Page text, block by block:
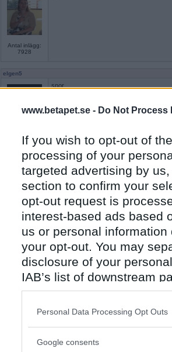
www.betapet.se - Do Not Process
If you wish to opt-out of
processing of your
targeted advertising by
section to confirm your
opt-out request is
interest-based ads based
us or personal
your opt-out. You may
disclosure of your
IAB’s list of downstream
also be disclosed by us
Downstream Participants
Please note that this
Personal Data Processing Opt Outs
Google consents
Antal inlägg:
7928
elgen5
Antal inlägg:
1740
snor
Shylster
Antal inlägg: 943
igelkott
grymtande